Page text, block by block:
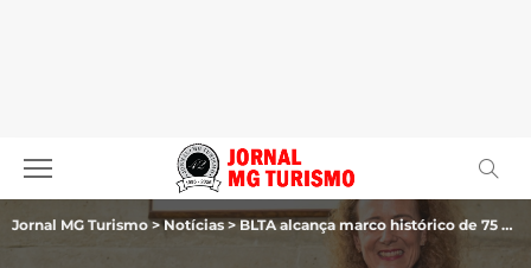
Jornal MG Turismo>Notícias> BLTA alcança marco histórico de 75 associados com a entrada do Villas de Trancoso, duas operações Fasano e o retorno do Palácio Tangará